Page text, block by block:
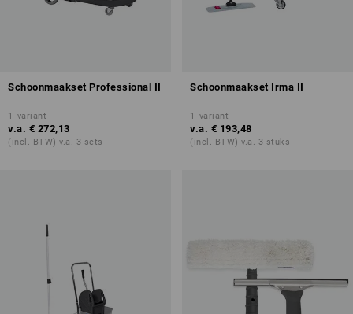
Schoonmaakset Professional II
1 variant
v.a. € 272,13
(incl. BTW) v.a. 3 sets
Schoonmaakset Irma II
1 variant
v.a. € 193,48
(incl. BTW) v.a. 3 stuks